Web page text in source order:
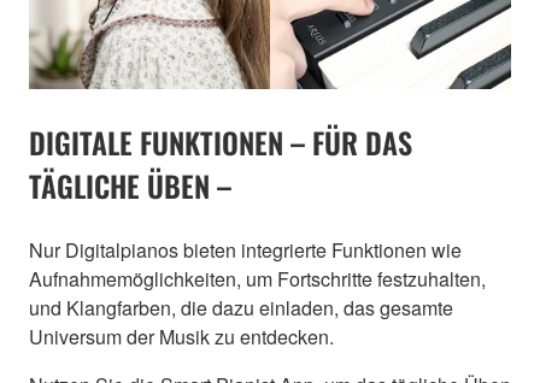
DIGITALE FUNKTIONEN – FÜR DAS
TÄGLICHE ÜBEN –
Nur Digitalpianos bieten integrierte Funktionen wie
Aufnahmemöglichkeiten, um Fortschritte festzuhalten,
und Klangfarben, die dazu einladen, das gesamte
Universum der Musik zu entdecken.